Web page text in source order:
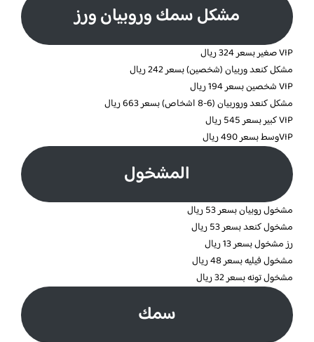
مشكل سمك وروبيان ورز
VIP صغير بسعر 324 ريال
مشكل كنعد وربيان (شخصين) بسعر 242 ريال
VIP شخصين بسعر 194 ريال
مشكل كنعد وروربيان (6-8 اشخاص) بسعر 663 ريال
VIP كبير بسعر 545 ريال
VIPوسط بسعر 490 ريال
المشخول
مشخول روبيان بسعر 53 ريال
مشخول كنعد بسعر 53 ريال
رز مشخول بسعر 13 ريال
مشخول فيليه بسعر 48 ريال
مشخول تونه بسعر 32 ريال
سمك